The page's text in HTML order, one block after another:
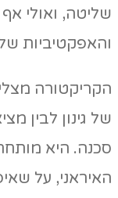
שליטה, ואולי
והאפקטיביות
הקריקטורה
של גינון לבין
סכנה. היא
האיראני, על